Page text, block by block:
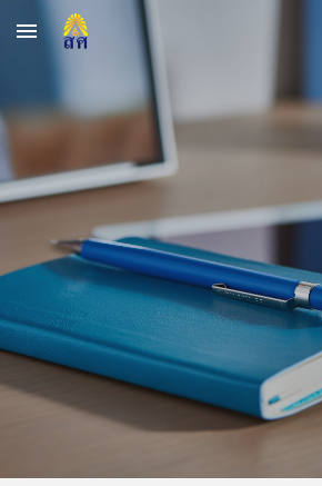
Skip to main content